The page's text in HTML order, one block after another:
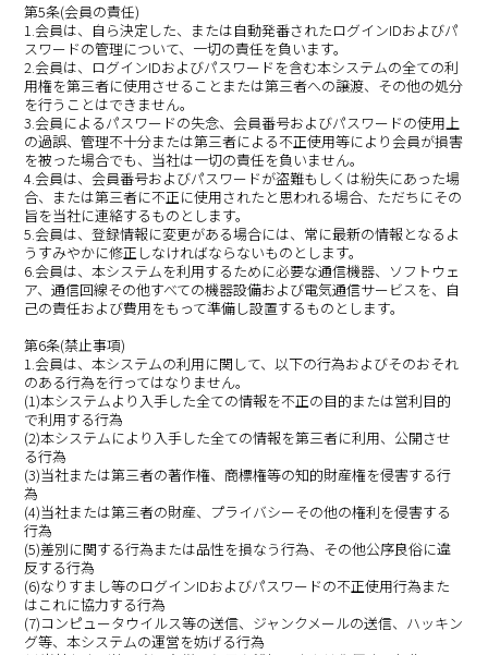
第5条(会員の責任)
1.会員は、自ら決定した、または自動発番されたログインIDおよびパ
スワードの管理について、一切の責任を負います。
2.会員は、ログインIDおよびパスワードを含む本システムの全ての利
用権を第三者に使用させることまたは第三者への譲渡、その他の処分
を行うことはできません。
3.会員によるパスワードの失念、会員番号およびパスワードの使用上
の過誤、管理不十分または第三者による不正使用等により会員が損害
を被った場合でも、当社は一切の責任を負いません。
4.会員は、会員番号およびパスワードが盗難もしくは紛失にあった場
合、または第三者に不正に使用されたと思われる場合、ただちにその
旨を当社に連絡するものとします。
5.会員は、登録情報に変更がある場合には、常に最新の情報となるよ
うすみやかに修正しなければならないものとします。
6.会員は、本システムを利用するために必要な通信機器、ソフトウェ
ア、通信回線その他すべての機器設備および電気通信サービスを、自
己の責任および費用をもって準備し設置するものとします。
第6条(禁止事項)
1.会員は、本システムの利用に関して、以下の行為およびそのおそれ
のある行為を行ってはなりません。
(1)本システムより入手した全ての情報を不正の目的または営利目的
で利用する行為
(2)本システムにより入手した全ての情報を第三者に利用、公開させ
る行為
(3)当社または第三者の著作権、商標権等の知的財産権を侵害する行
為
(4)当社または第三者の財産、プライバシーその他の権利を侵害する
行為
(5)差別に関する行為または品性を損なう行為、その他公序良俗に違
反する行為
(6)なりすまし等のログインIDおよびパスワードの不正使用行為また
はこれに協力する行為
(7)コンピュータウイルス等の送信、ジャンクメールの送信、ハッキン
グ等、本システムの運営を妨げる行為